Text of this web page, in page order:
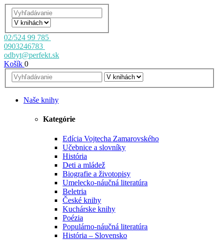
02/524 99 785
0903246783
odbyt@perfekt.sk
Košík 0
Naše knihy
Kategórie
Edícia Vojtecha Zamarovského
Učebnice a slovníky
História
Deti a mládež
Biografie a životopisy
Umelecko-náučná literatúra
Beletria
České knihy
Kuchárske knihy
Poézia
Populárno-náučná literatúra
História – Slovensko